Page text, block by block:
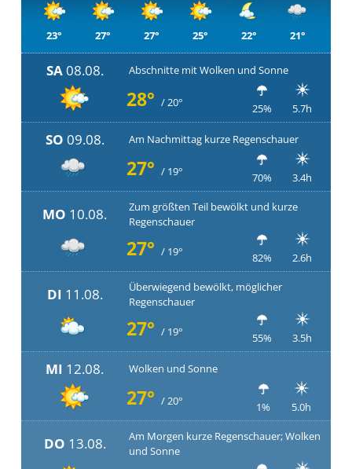
23° 27° 27° 25° 22° 21°
SA08.08. Abschnitte mit Wolken und Sonne
28° / 20° 25% 5.7h
SO 09.08. Am Nachmittag kurze Regenschauer
27° / 19° 70% 3.4h
MO 10.08.
Zum größten Teil bewölkt und kurze
Regenschauer
27° / 19° 82% 2.6h
DI 11.08.
Überwiegend bewölkt, möglicher
Regenschauer
27° / 19° 55% 3.5h
MI 12.08. Wolken und Sonne
27° / 20° 1% 5.0h
DO 13.08.
Am Morgen kurze Regenschauer; Wolken
und Sonne